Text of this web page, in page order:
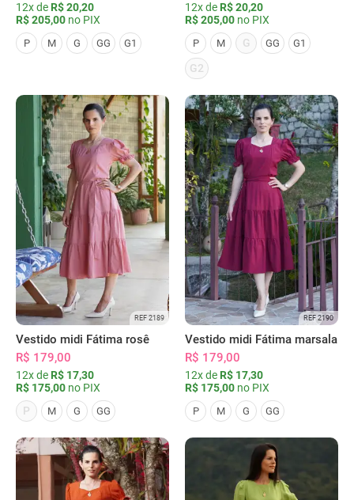
12x de R$ 20,20
R$ 205,00 no PIX
P M G GG G1
12x de R$ 20,20
R$ 205,00 no PIX
P M G GG G1
G2
REF 2189
Vestido midi Fátima rosê
R$ 179,00
12x de R$ 17,30
R$ 175,00 no PIX
P
M G GG
REF 2190
Vestido midi Fátima marsala
R$ 179,00
12x de R$ 17,30
R$ 175,00 no PIX
P M G GG